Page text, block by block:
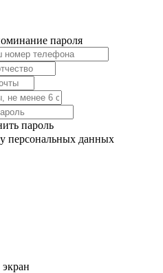
пароля
пароль
персональных данных